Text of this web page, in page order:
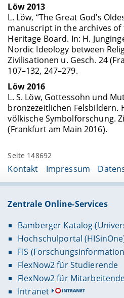
Löw 2013
L. Löw, “The Great God’s
manuscript in the archives of
Heritage Board. In: H.
Nordic Ideology between
Zivilisationen u. Gesch. 24
107–132, 247–279.
Löw 2016
L. S. Löw, Gottessohn und
bronzezeitlichen Felsbildern.
völkische Symbolforschung.
(Frankfurt am Main 2016).
Seite 148692
Kontakt Impressum
Zentrale Online-Services
Bamberger Katalog
Hochschulportal
FIS
FlexNow2 für Studierende
FlexNow2 für
Intranet